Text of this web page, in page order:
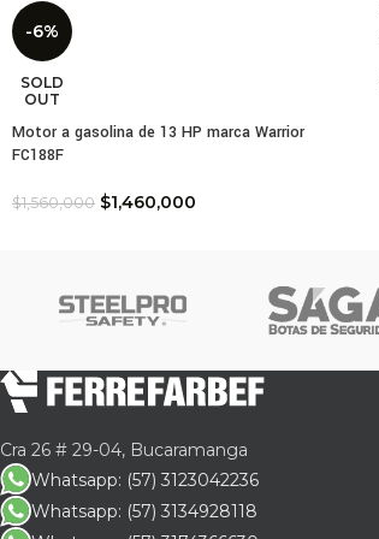
-6%
SOLD
OUT
Motor a gasolina de 13 HP marca Warrior
FC188F
$1,560,000 $1,460,000
Cra 26 # 29-04, Bucaramanga
Whatsapp: (57) 3123042236
Whatsapp: (57) 3134928118